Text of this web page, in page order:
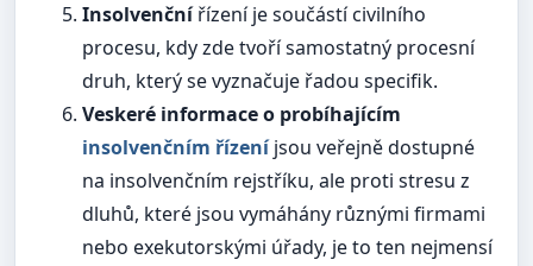
Insolvenčnířízení je součástí civilního
procesu, kdy zde tvoří samostatný procesní
druh, který se vyznačuje řadou specifik.
Veskeré informace o probíhajícím
insolvenčním řízeníjsou veřejně dostupné
na insolvenčním rejstříku, ale proti stresu z
dluhů, které jsou vymáhány různými firmami
nebo exekutorskými úřady, je to ten nejmensí